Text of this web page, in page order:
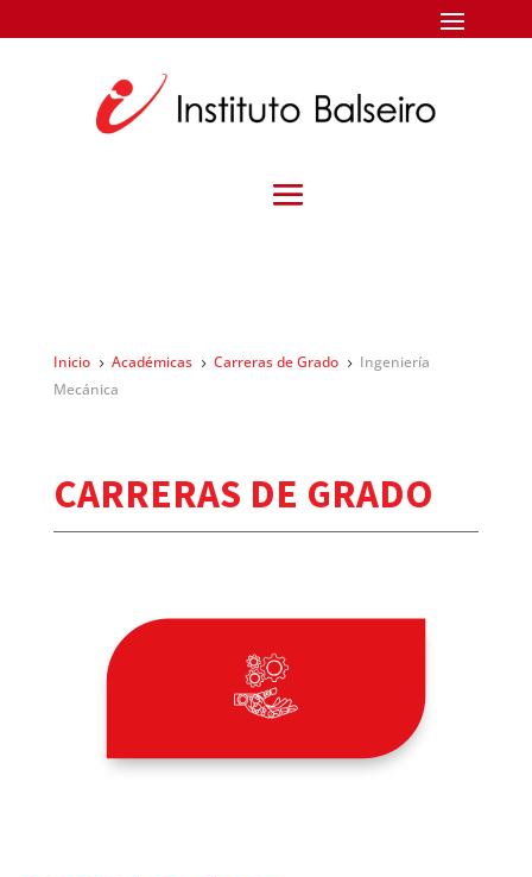
Inicio 5 Académicas 5 Carreras de Grado 5
Ingeniería
Mecánica
CARRERAS DE GRADO